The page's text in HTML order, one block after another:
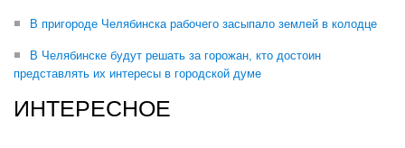
В пригороде Челябинска рабочего засыпало землей в колодце
В Челябинске будут решать за горожан, кто достоин
представлять их интересы в городской думе
ИНТЕРЕСНОЕ